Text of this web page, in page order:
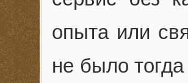
опыта или
не было тогда